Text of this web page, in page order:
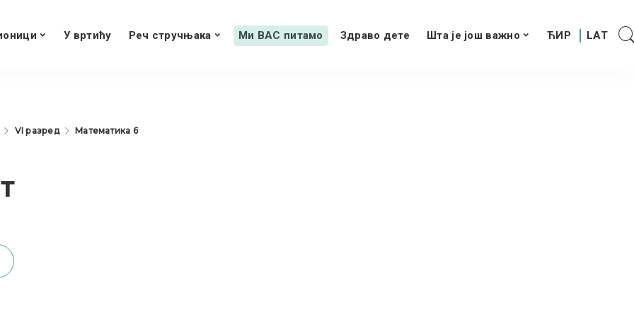
У вртићу Реч стручњака Ми ВАС питамо Здраво дете Шта је још важно
VI разред Математика 6